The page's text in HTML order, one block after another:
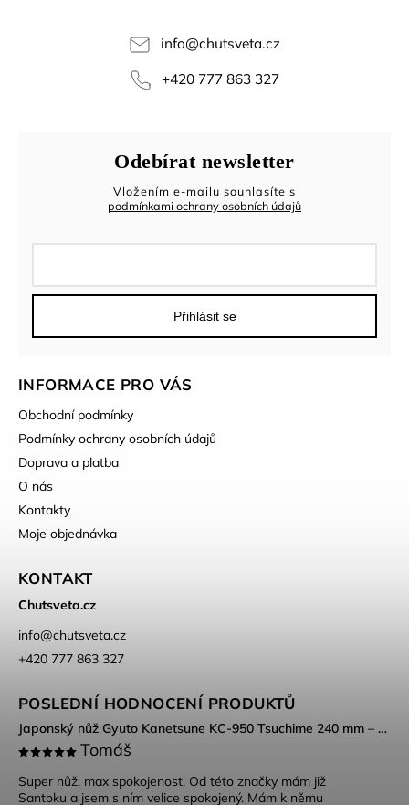
info@chutsveta.cz
+420 777 863 327
INFORMACE PRO VÁS
Obchodní podmínky
Podmínky ochrany osobních údajů
Doprava a platba
O nás
Kontakty
Moje objednávka
KONTAKT
Chutsveta.cz
info@chutsveta.cz
+420 777 863 327
POSLEDNÍ HODNOCENÍ PRODUKTŮ
Japonský nůž Gyuto Kanetsune KC-950 Tsuchime 240 mm – DSR-1K6 ocel, Tsuchime povrch
Tomáš
Super nůž, max spokojenost. Od této značky mám již
Santoku a jsem s ním velice spokojený. Mám k němu
Odebírat newsletter
Vložením e-mailu souhlasíte s
podmínkami ochrany osobních údajů
Přihlásit se